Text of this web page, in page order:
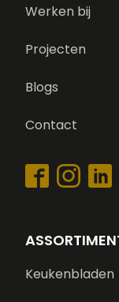
Werken bij
Projecten
Blogs
Contact
Keukenbladen